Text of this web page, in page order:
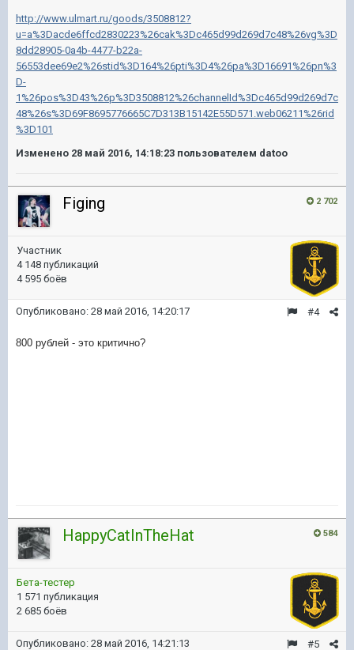
http://www.ulmart.ru/goods/3508812?
u=a%3Dacde6ffcd2830223%26cak%3Dc465d99d269d7c48%26vg%3D
8dd28905-0a4b-4477-b22a-
56553dee69e2%26stid%3D164%26pti%3D4%26pa%3D16691%26pn%3
D-
1%26pos%3D43%26p%3D3508812%26channelId%3Dc465d99d269d7c
48%26s%3D69F8695776665C7D313B15142E55D571.web06211%26rid
%3D101
Изменено 28 май 2016, 14:18:23 пользователем datoo
2 702
Figing
Участник
4 148 публикаций
4 595 боёв
#4
Опубликовано: 28 май 2016, 14:20:17
800 рублей - это критично?
584
HappyCatInTheHat
Бета-тестер
1 571 публикация
2 685 боёв
#5
Опубликовано: 28 май 2016, 14:21:13